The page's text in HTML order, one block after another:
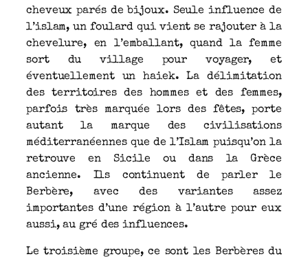
cheveux parés de bijoux. Seule influence de
l’islam, un foulard qui vient se rajouter à la
chevelure, en l’emballant, quand la femme
sort du village pour voyager, et
éventuellement un haiek. La délimitation
des territoires des hommes et des femmes,
parfois très marquée lors des fêtes, porte
autant la marque des civilisations
méditerranéennes que de l’Islam puisqu’on la
retrouve en Sicile ou dans la Grèce
ancienne. Ils continuent de parler le
Berbère, avec des variantes assez
importantes d’une région à l’autre pour eux
aussi, au gré des influences.
Le troisième groupe, ce sont les Berbères du